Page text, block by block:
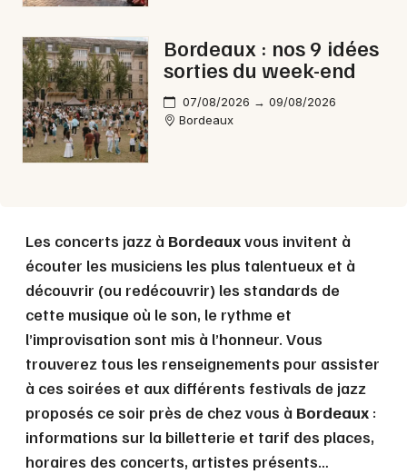
Bordeaux : nos 9 idées
sorties du week-end
07/08/2026 → 09/08/2026
Bordeaux
Les concerts jazz à Bordeauxvous invitent à
écouter les musiciens les plus talentueux et à
découvrir (ou redécouvrir) les standards de
cette musique où le son, le rythme et
l’improvisation sont mis à l’honneur. Vous
trouverez tous les renseignements pour assister
à ces soirées et aux différents festivals de jazz
proposés ce soir près de chez vous à Bordeaux :
informations sur la billetterie et tarif des places,
horaires des concerts, artistes présents…